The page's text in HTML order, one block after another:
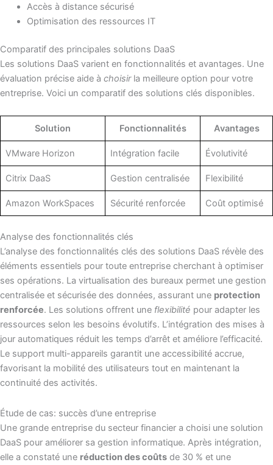
Accès à distance sécurisé
Optimisation des ressources IT
Comparatif des principales solutions DaaS
Les solutions DaaS varient en fonctionnalités et avantages. Une
évaluation précise aide à choisirla meilleure option pour votre
entreprise. Voici un comparatif des solutions clés disponibles.
Solution Fonctionnalités Avantages
VMware Horizon Intégration facile Évolutivité
Citrix DaaS Gestion centralisée Flexibilité
Amazon WorkSpaces Sécurité renforcée Coût optimisé
Analyse des fonctionnalités clés
L’analyse des fonctionnalités clés des solutions DaaS révèle des
éléments essentiels pour toute entreprise cherchant à optimiser
ses opérations. La virtualisation des bureaux permet une gestion
centralisée et sécurisée des données, assurant une protection
renforcée. Les solutions offrent une flexibilité pour adapter les
ressources selon les besoins évolutifs. L’intégration des mises à
jour automatiques réduit les temps d’arrêt et améliore l’efficacité.
Le support multi-appareils garantit une accessibilité accrue,
favorisant la mobilité des utilisateurs tout en maintenant la
continuité des activités.
Étude de cas: succès d’une entreprise
Une grande entreprise du secteur financier a choisi une solution
DaaS pour améliorer sa gestion informatique. Après intégration,
elle a constaté une réduction des coûts de 30 % et une